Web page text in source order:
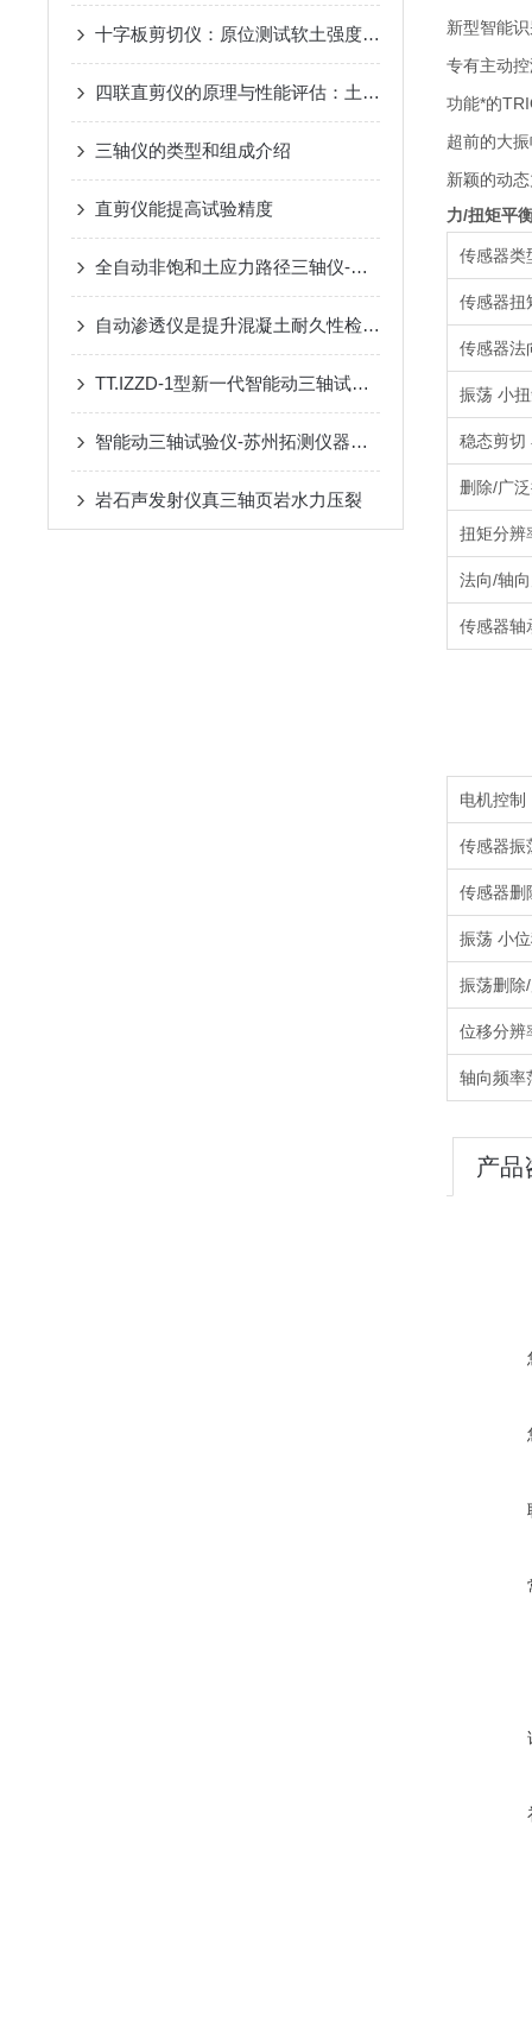
十字板剪切仪：原位测试软土强度的“精准探针”
四联直剪仪的原理与性能评估：土壤力学研究的新工具
三轴仪的类型和组成介绍
直剪仪能提高试验精度
全自动非饱和土应力路径三轴仪-苏州拓测仪器设备有限公司
自动渗透仪是提升混凝土耐久性检测新标准
TT.IZZD-1型新一代智能动三轴试验仪厂家
智能动三轴试验仪-苏州拓测仪器设备有限公司
岩石声发射仪真三轴页岩水力压裂
新型智能
专有主动
功能*的
超前的大
新颖的动
力/扭矩平
传感器类
传感器扭
传感器法
振荡 小
稳态剪切
删除/广
扭矩分辨
法向/轴
传感器轴
电机控制
传感器振
传感器删
振荡 小
振荡删除
位移分辨
轴向频率
产品